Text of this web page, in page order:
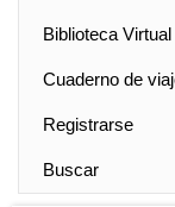
Biblioteca Virtual
Cuaderno de
Registrarse
Buscar